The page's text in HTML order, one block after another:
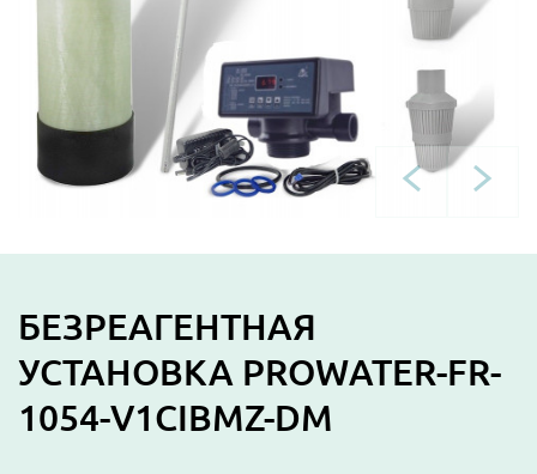
БЕЗРЕАГЕНТНАЯ
УСТАНОВКА PROWATER-FR-
1054-V1CIBMZ-DM